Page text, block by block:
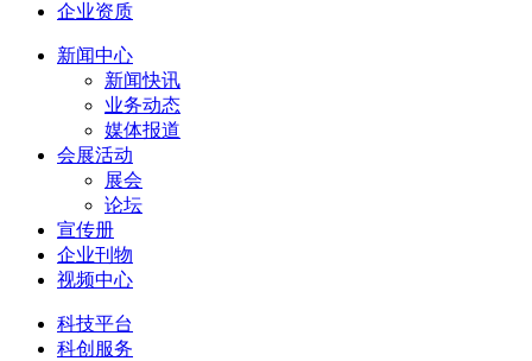
企业资质
新闻中心
新闻快讯
业务动态
媒体报道
会展活动
展会
论坛
宣传册
企业刊物
视频中心
科技平台
科创服务